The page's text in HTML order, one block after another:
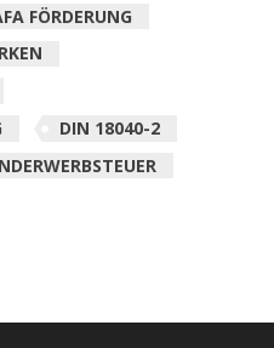
FÖRDERUNG
DIN 18040-2